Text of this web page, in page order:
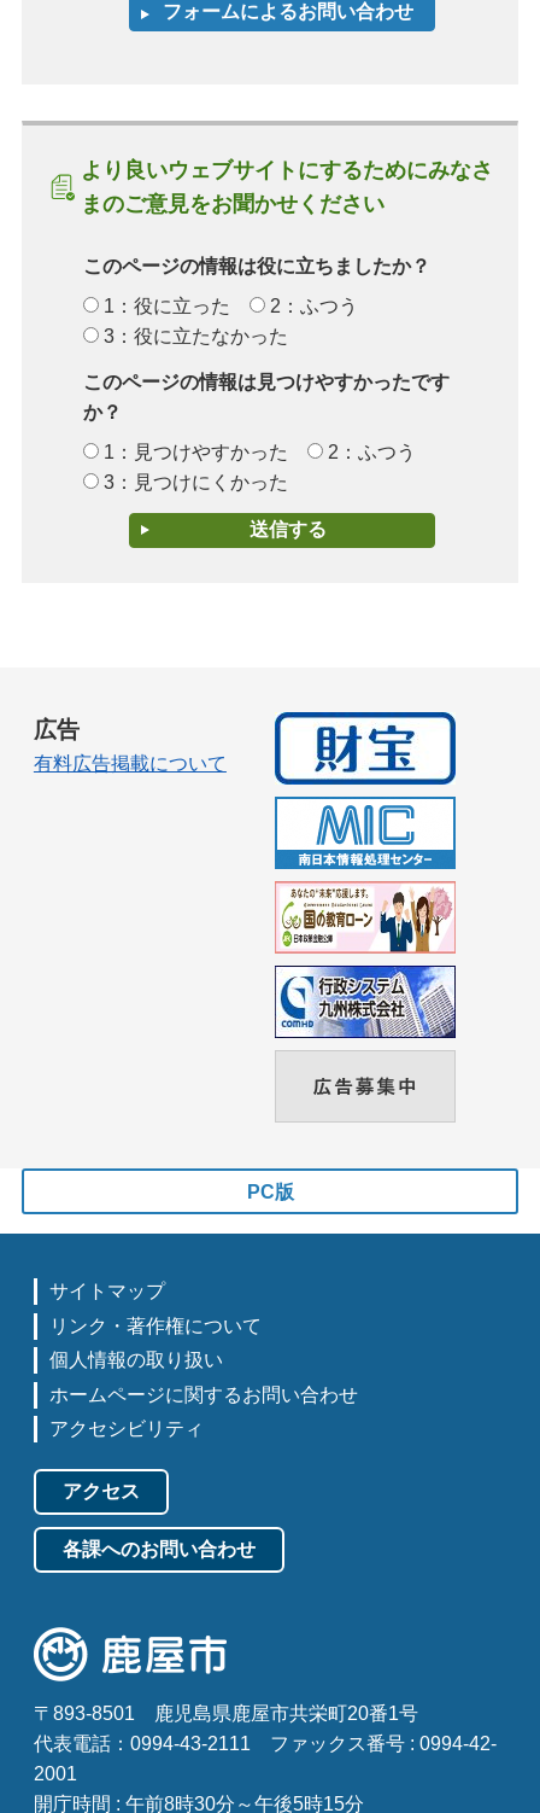
より良いウェブサイトにするためにみなさ
まのご意見をお聞かせください
このページの情報は役に立ちましたか？
1：役に立った
2：ふつう
3：役に立たなかった
このページの情報は見つけやすかったです
か？
1：見つけやすかった
2：ふつう
3：見つけにくかった
広告
有料広告掲載について
PC版
サイトマップ
リンク・著作権について
個人情報の取り扱い
ホームページに関するお問い合わせ
アクセシビリティ
アクセス
各課へのお問い合わせ
〒893-8501
鹿児島県鹿屋市共栄町20番1号
代表電話：0994-43-2111
ファックス番号 : 0994-42-
2001
開庁時間 : 午前8時30分～午後5時15分